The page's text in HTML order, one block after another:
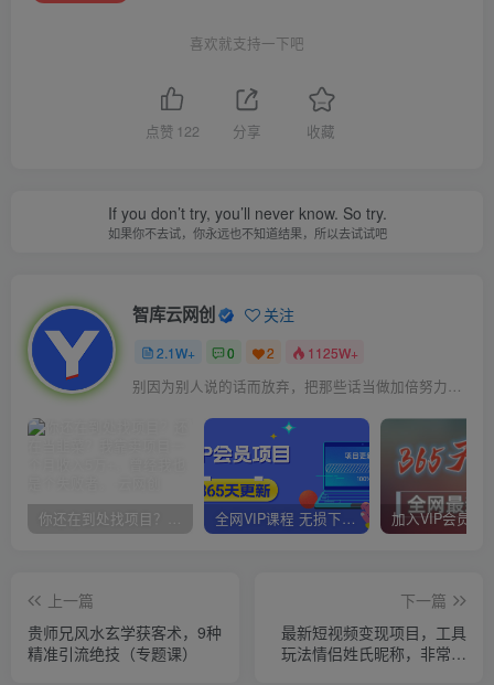
喜欢就支持一下吧
点赞 122 分享 收藏
If you don’t try, you’ll never know. So try.
如果你不去试，你永远也不知道结果，所以去试试吧
智库云网创 关注
2.1W+ 0 2 1125W+
别因为别人说的话而放弃，把那些话当做加倍努力的动力
你还在到处找项目？还在当韭菜？我靠卖项目一个月收入5万+，曾经我也是个失败者。 全网VIP课程 无损下载~
上一篇
贵师兄风水玄学获客术，9种
精准引流绝技（专题课）
下一篇
最新短视频变现项目，工具
玩法情侣姓氏昵称，非常的